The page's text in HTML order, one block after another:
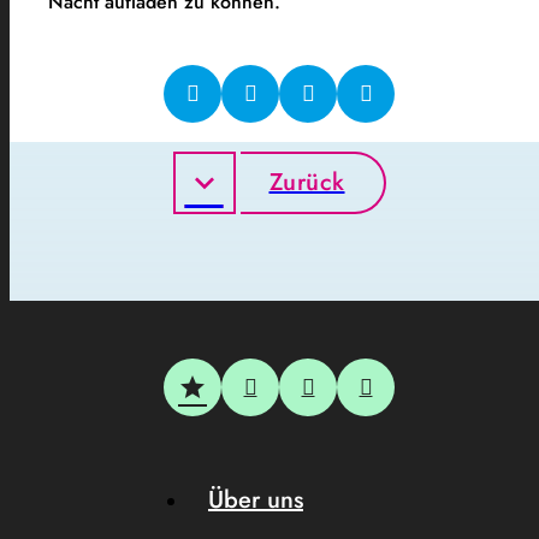
Zurück
Über uns